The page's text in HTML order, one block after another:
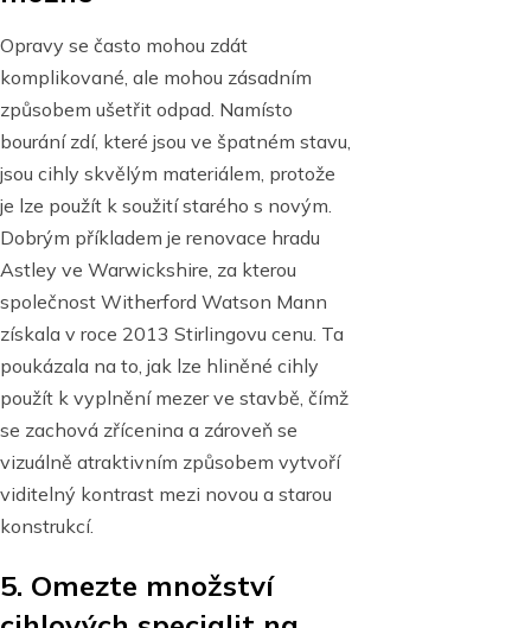
Opravy se často mohou zdát
komplikované, ale mohou zásadním
způsobem ušetřit odpad. Namísto
bourání zdí, které jsou ve špatném stavu,
jsou cihly skvělým materiálem, protože
je lze použít k soužití starého s novým.
Dobrým příkladem je renovace hradu
Astley ve Warwickshire, za kterou
společnost Witherford Watson Mann
získala v roce 2013 Stirlingovu cenu. Ta
poukázala na to, jak lze hliněné cihly
použít k vyplnění mezer ve stavbě, čímž
se zachová zřícenina a zároveň se
vizuálně atraktivním způsobem vytvoří
viditelný kontrast mezi novou a starou
konstrukcí.
5. Omezte množství